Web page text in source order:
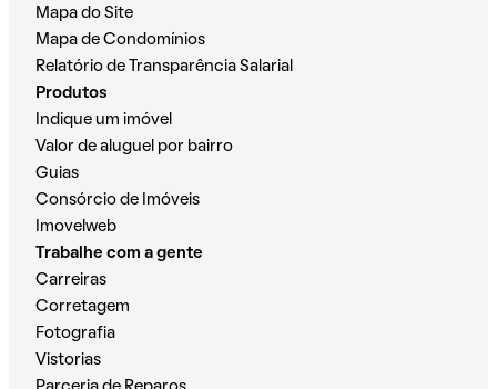
Mapa do Site
Mapa de Condomínios
Relatório de Transparência Salarial
Produtos
Indique um imóvel
Valor de aluguel por bairro
Guias
Consórcio de Imóveis
Imovelweb
Trabalhe com a gente
Carreiras
Corretagem
Fotografia
Vistorias